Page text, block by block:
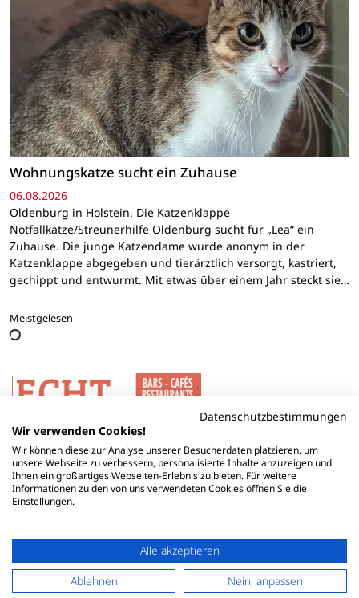
Wohnungskatze sucht ein Zuhause
06.08.2026
Oldenburg in Holstein. Die Katzenklappe
Notfallkatze/Streunerhilfe Oldenburg sucht für „Lea“ ein
Zuhause. Die junge Katzendame wurde anonym in der
Katzenklappe abgegeben und tierärztlich versorgt, kastriert,
gechippt und entwurmt. Mit etwas über einem Jahr steckt sie…
Meistgelesen
Datenschutzbestimmungen
Wir verwenden Cookies!
Wir können diese zur Analyse unserer Besucherdaten platzieren, um
unsere Webseite zu verbessern, personalisierte Inhalte anzuzeigen und
Ihnen ein großartiges Webseiten-Erlebnis zu bieten. Für weitere
Informationen zu den von uns verwendeten Cookies öffnen Sie die
Einstellungen.
Alle akzeptieren
Ablehnen
Nein, anpassen